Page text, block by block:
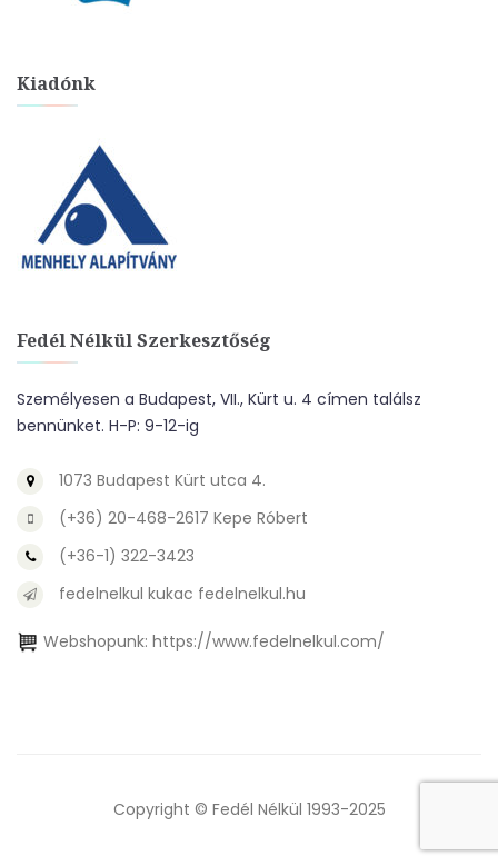
Kiadónk
Fedél Nélkül Szerkesztőség
Személyesen a Budapest, VII., Kürt u. 4 címen találsz
bennünket. H-P: 9-12-ig
1073 Budapest Kürt utca 4.
(+36) 20-468-2617 Kepe Róbert
(+36-1) 322-3423
fedelnelkul kukac fedelnelkul.hu
Webshopunk: https://www.fedelnelkul.com/
Copyright © Fedél Nélkül 1993-2025